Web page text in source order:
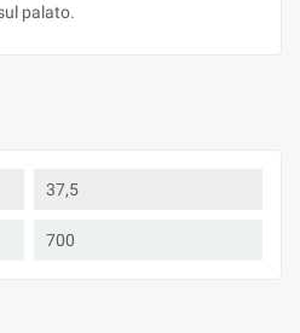
palato.
37,5
700